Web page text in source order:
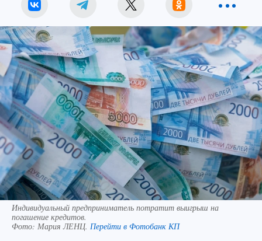
Индивидуальный предприниматель потратит выигрыш на
погашение кредитов.
Фото: Мария ЛЕНЦ. Перейти в Фотобанк КП